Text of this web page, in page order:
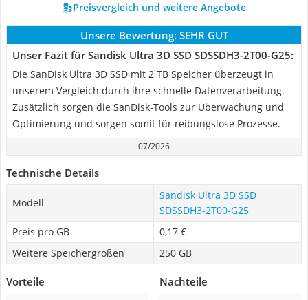
Preisvergleich und weitere Angebote
Unsere Bewertung: SEHR GUT
Unser Fazit für Sandisk Ultra 3D SSD SDSSDH3-2T00-G25:
Die SanDisk Ultra 3D SSD mit 2 TB Speicher überzeugt in
unserem Vergleich durch ihre schnelle Datenverarbeitung.
Zusätzlich sorgen die SanDisk-Tools zur Überwachung und
Optimierung und sorgen somit für reibungslose Prozesse.
07/2026
Technische Details
Modell
Sandisk Ultra 3D SSD
SDSSDH3-2T00-G25
Preis pro GB
0,17 €
Weitere Speichergrößen
250 GB
Vorteile Nachteile